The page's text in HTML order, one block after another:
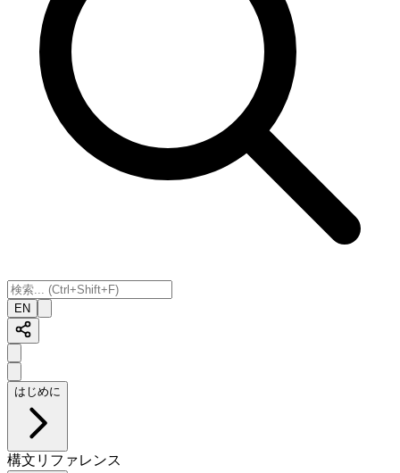
EN
はじめに
構文リファレンス